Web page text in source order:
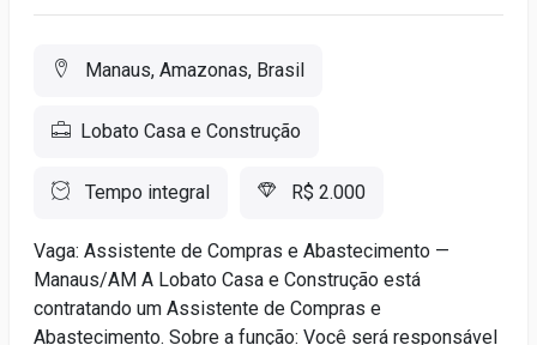
Manaus, Amazonas, Brasil
Lobato Casa e Construção
Tempo integral R$ 2.000
Vaga: Assistente de Compras e Abastecimento —
Manaus/AM A Lobato Casa e Construção está
contratando um Assistente de Compras e
Abastecimento. Sobre a função: Você será responsável